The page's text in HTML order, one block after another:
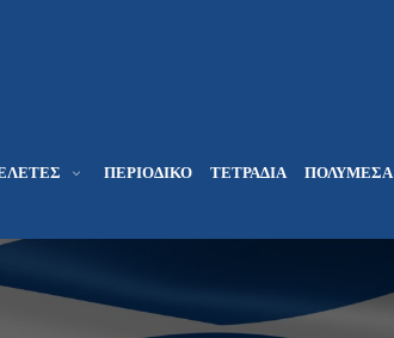
ΠΕΡΙΟΔΙΚΌ ΤΕΤΡΆΔΙΑ ΠΟΛΥΜΈΣΑ